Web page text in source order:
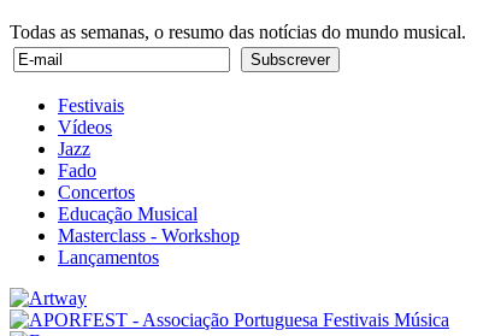
Todas as semanas, o resumo das notícias do mundo musical.
Festivais
Vídeos
Jazz
Fado
Concertos
Educação Musical
Masterclass - Workshop
Lançamentos